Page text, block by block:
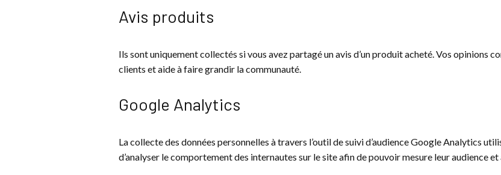
Avis produits
Ils sont uniquement collectés si vous avez partagé un avis d’un produit acheté. Vos opinions
clients et aide à faire grandir la communauté.
Google Analytics
La collecte des données personnelles à travers l’outil de suivi d’audience Google Analytics
d’analyser le comportement des internautes sur le site afin de pouvoir mesure leur audience